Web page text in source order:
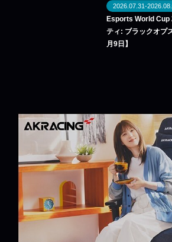
2026.07.31-
Esports World Cup
ティ: ブラックオプ
月9日】